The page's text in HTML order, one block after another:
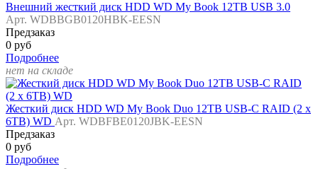
Внешний жесткий диск HDD WD My Book 12TB USB 3.0
Арт. WDBBGB0120HBK-EESN
Предзаказ
0 руб
Подробнее
нет на складе
Жесткий диск HDD WD My Book Duo 12TB USB-C RAID (2 x
6TB) WD Арт. WDBFBE0120JBK-EESN
Предзаказ
0 руб
Подробнее